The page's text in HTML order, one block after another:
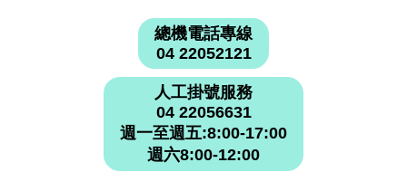
總機電話專線
04 22052121
人工掛號服務
04 22056631
週一至週五:8:00-17:00
週六8:00-12:00